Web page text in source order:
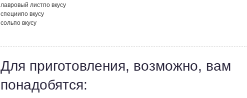
лавровый листпо вкусу
специипо вкусу
сольпо вкусу
Для приготовления, возможно, вам
понадобятся: